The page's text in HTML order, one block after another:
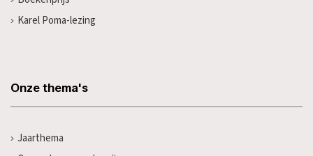
Karel Poma-lezing
Onze thema's
Jaarthema